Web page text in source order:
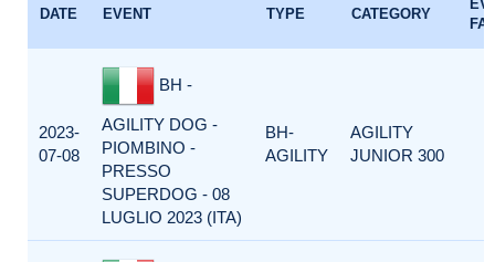
DATE EVENT TYPE CATEGORY
2023-
07-08
BH -
AGILITY DOG -
PIOMBINO -
PRESSO
SUPERDOG - 08
LUGLIO 2023 (ITA)
BH-
AGILITY
AGILITY
JUNIOR 300